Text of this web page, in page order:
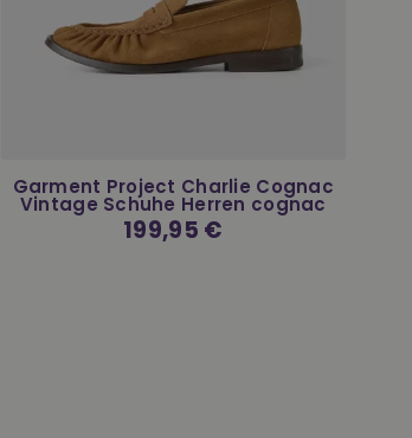
Garment Project Charlie Cognac
Vintage Schuhe Herren cognac
Normaler
Preis
199,95 €